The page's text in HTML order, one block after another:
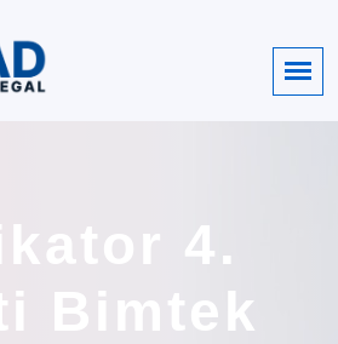
4.
Bimtek